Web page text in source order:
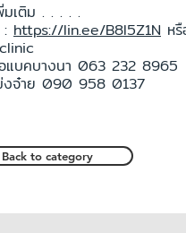
มเติม . . . . .
https://lin.ee/B8l5Z1N ห
แบคบางนา 063 232 8965
งจ๋าย 090 958 0137
Back to category